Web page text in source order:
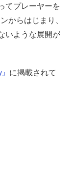
てプレーヤーを
からはじまり、
いような展開が
に掲載されて